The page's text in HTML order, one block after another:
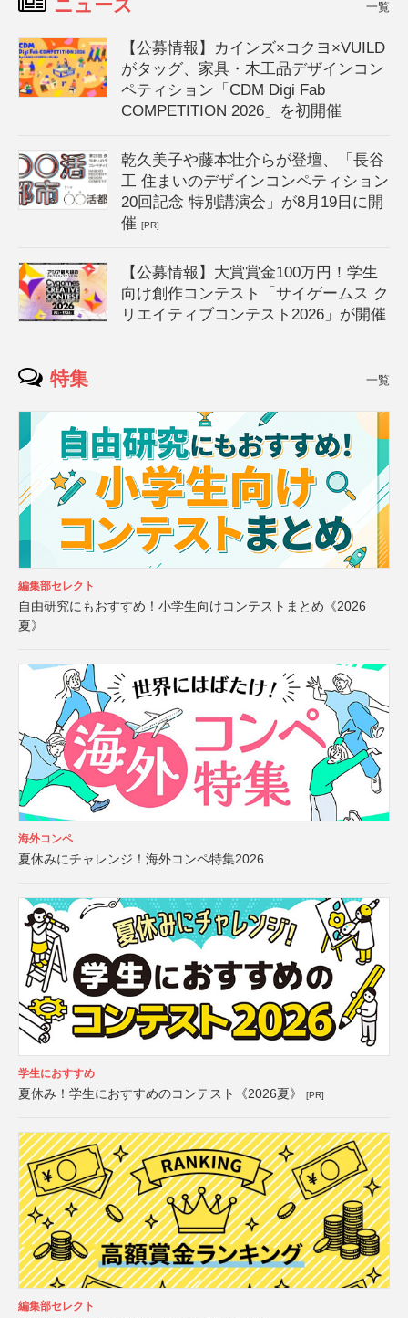
ニュース 一覧
【公募情報】カインズ×コクヨ×VUILD
がタッグ、家具・木工品デザインコン
ペティション「CDM Digi Fab
COMPETITION 2026」を初開催
乾久美子や藤本壮介らが登壇、「長谷
工 住まいのデザインコンペティション
20回記念 特別講演会」が8月19日に開
催[PR]
【公募情報】大賞賞金100万円！学生
向け創作コンテスト「サイゲームス ク
リエイティブコンテスト2026」が開催
特集 一覧
編集部セレクト
自由研究にもおすすめ！小学生向けコンテストまとめ《2026
夏》
海外コンペ
夏休みにチャレンジ！海外コンペ特集2026
学生におすすめ
夏休み！学生におすすめのコンテスト《2026夏》 [PR]
編集部セレクト